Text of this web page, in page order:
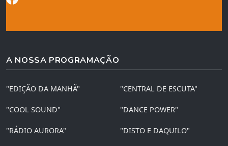
A NOSSA PROGRAMAÇÃO
"EDIÇÃO DA MANHÃ" "CENTRAL DE ESCUTA"
"COOL SOUND" "DANCE POWER"
"RÁDIO AURORA" "DISTO E DAQUILO"